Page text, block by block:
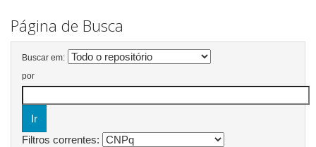
Página de Busca
Buscar em:
por
Filtros correntes: